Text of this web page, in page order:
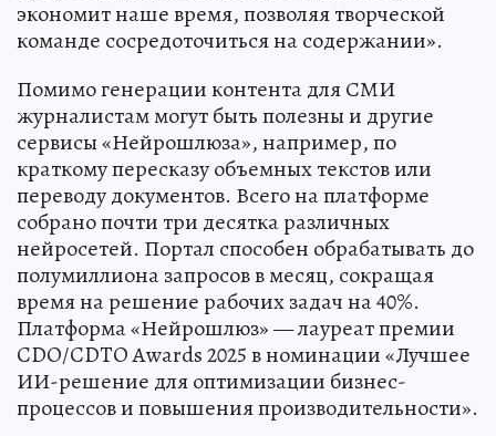
экономит наше время, позволяя творческой
команде сосредоточиться на содержании».
Помимо генерации контента для СМИ
журналистам могут быть полезны и другие
сервисы «Нейрошлюза», например, по
краткому пересказу объемных текстов или
переводу документов. Всего на платформе
собрано почти три десятка различных
нейросетей. Портал способен обрабатывать до
полумиллиона запросов в месяц, сокращая
время на решение рабочих задач на 40%.
Платформа «Нейрошлюз» — лауреат премии
CDO/CDTO Awards 2025 в номинации «Лучшее
ИИ-решение для оптимизации бизнес-
процессов и повышения производительности».